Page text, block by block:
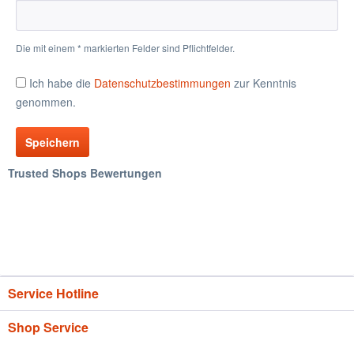
Die mit einem * markierten Felder sind Pflichtfelder.
Ich habe die Datenschutzbestimmungen zur Kenntnis
genommen.
Speichern
Trusted Shops Bewertungen
Service Hotline
Shop Service